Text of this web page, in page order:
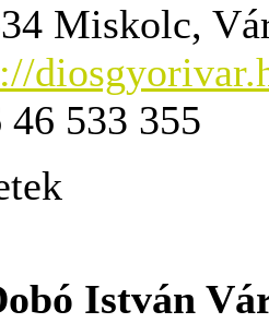
Miskolc,
46 533 355
István